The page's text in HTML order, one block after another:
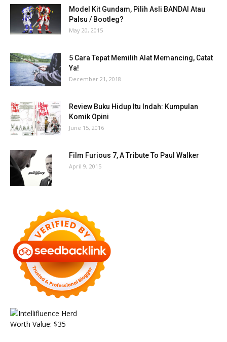
Model Kit Gundam, Pilih Asli BANDAI Atau
Palsu / Bootleg?
May 20, 2015
5 Cara Tepat Memilih Alat Memancing, Catat
Ya!
December 21, 2018
Review Buku Hidup Itu Indah: Kumpulan
Komik Opini
June 15, 2016
Film Furious 7, A Tribute To Paul Walker
April 9, 2015